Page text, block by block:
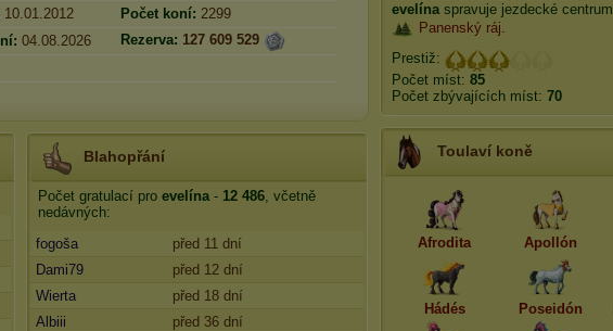
10.01.2012 Počet koní: 2299
04.08.2026 Rezerva: 127 609 529
Blahopřání
Počet gratulací pro evelína- 12 486, včetně
nedávných:
fogoša
před 11 dní
Dami79
před 12 dní
Wierta
před 18 dní
Albiii
před 36 dní
evelínaspravuje jezdecké centrum
Panenský ráj.
Prestiž:
Počet míst: 85
Počet zbývajících míst: 70
Toulaví koně
Afrodita Apollón
Hádés Poseidón